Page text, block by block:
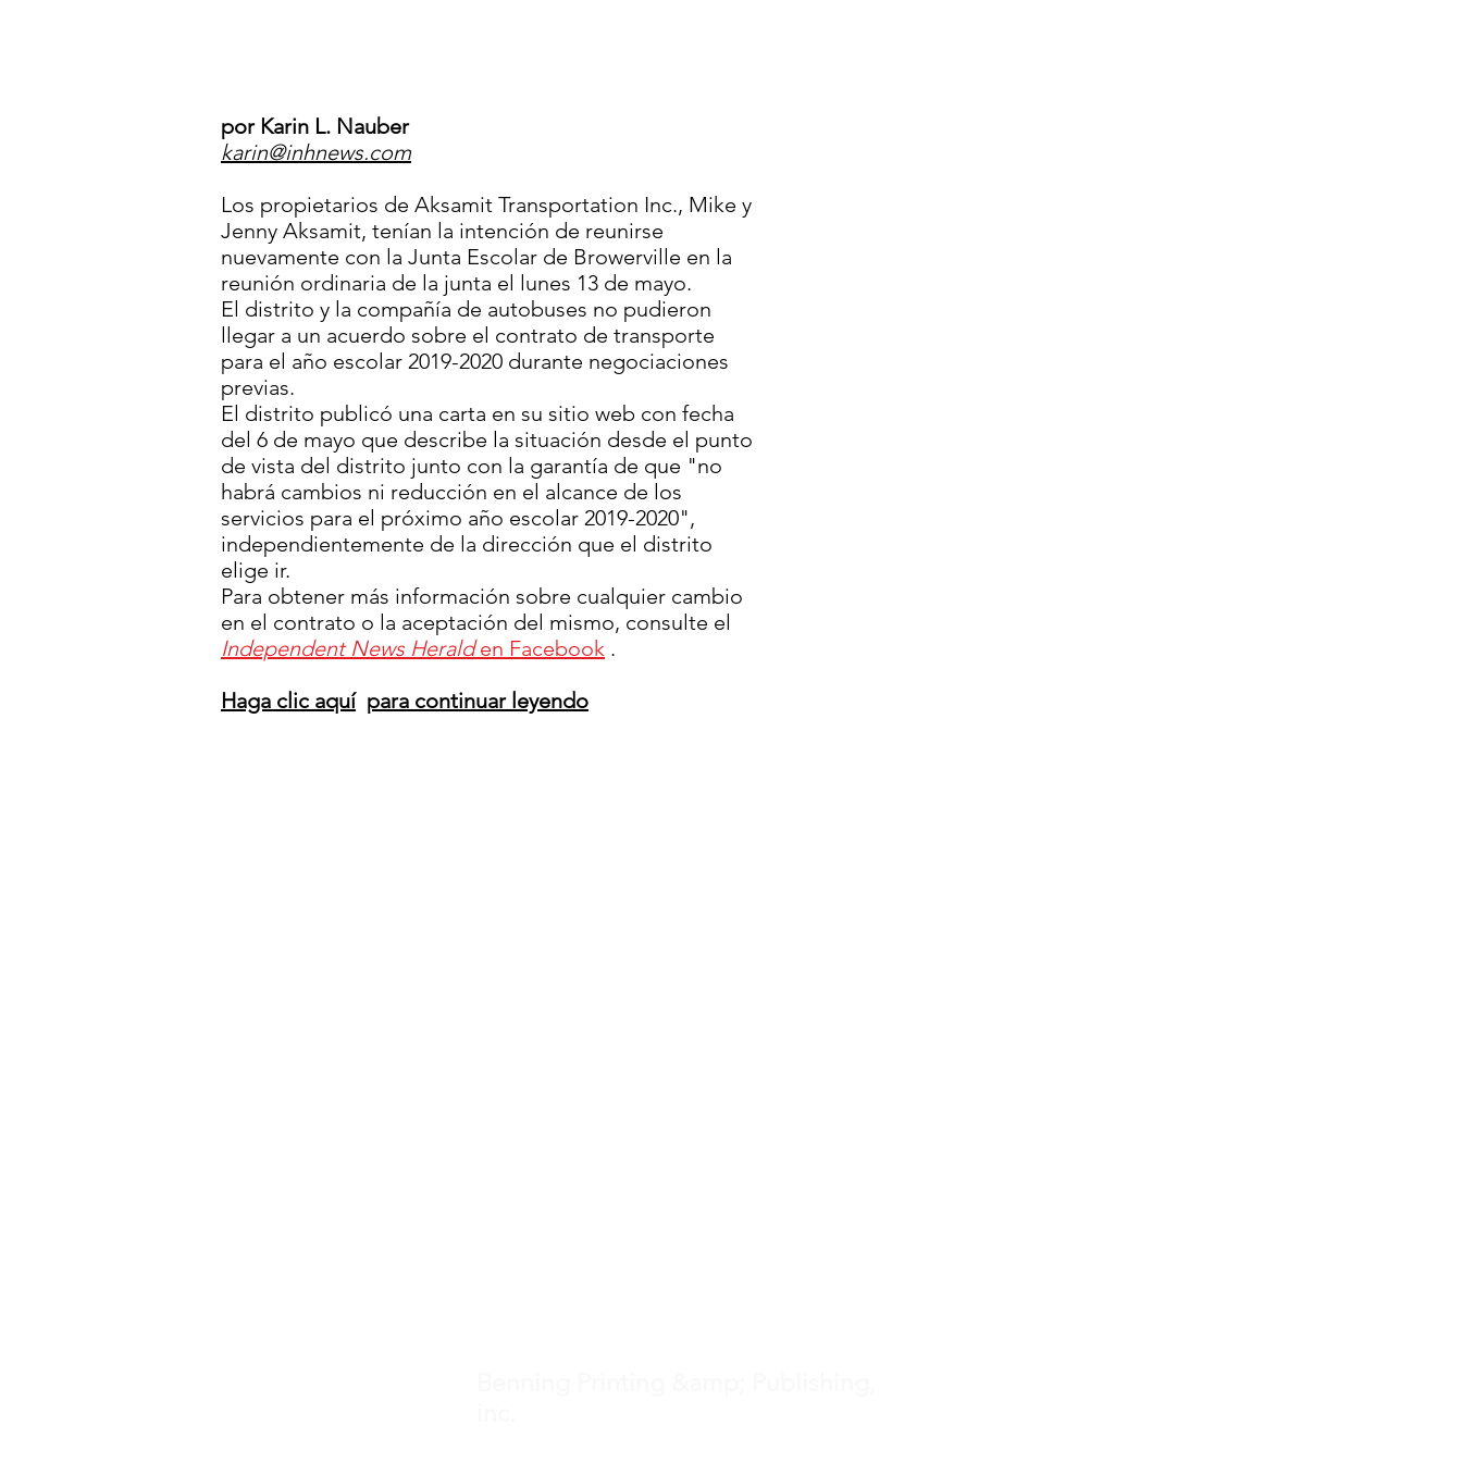
por Karin L. Nauber
karin@inhnews.com
Los propietarios de Aksamit Transportation Inc., Mike y
Jenny Aksamit, tenían la intención de reunirse
nuevamente con la Junta Escolar de Browerville en la
reunión ordinaria de la junta el lunes 13 de mayo.
El distrito y la compañía de autobuses no pudieron
llegar a un acuerdo sobre el contrato de transporte
para el año escolar 2019-2020 durante negociaciones
previas.
El distrito publicó una carta en su sitio web con fecha
del 6 de mayo que describe la situación desde el punto
de vista del distrito junto con la garantía de que "no
habrá cambios ni reducción en el alcance de los
servicios para el próximo año escolar 2019-2020",
independientemente de la dirección que el distrito
elige ir.
Para obtener más información sobre cualquier cambio
en el contrato o la aceptación del mismo, consulte el
Independent News Heralden Facebook .
Haga clic aquí para continuar leyendo